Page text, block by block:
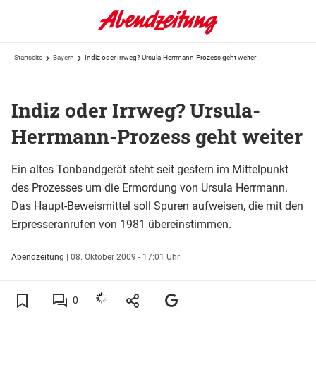
Startseite Bayern Indiz oder Irrweg? Ursula-Herrmann-Prozess geht weiter
Indiz oder Irrweg? Ursula-
Herrmann-Prozess geht weiter
Ein altes Tonbandgerät steht seit gestern im Mittelpunkt
des Prozesses um die Ermordung von Ursula Herrmann.
Das Haupt-Beweismittel soll Spuren aufweisen, die mit den
Erpresseranrufen von 1981 übereinstimmen.
Abendzeitung | 08. Oktober 2009 - 17:01 Uhr
0